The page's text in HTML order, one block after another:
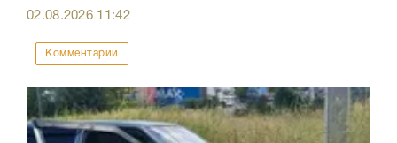
02.08.2026 11:42
Комментарии